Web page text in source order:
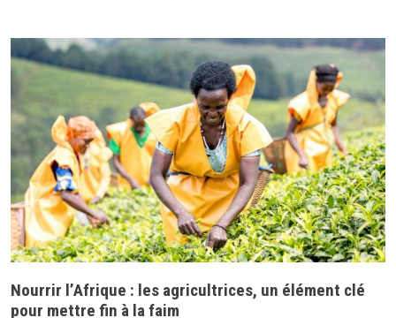
Nourrir l’Afrique : les agricultrices, un élément clé
pour mettre fin à la faim